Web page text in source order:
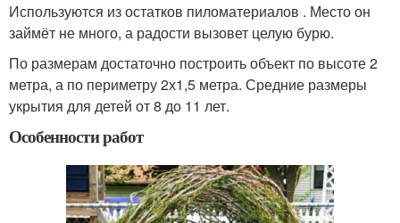
Используются из остатков пиломатериалов . Место он
займёт не много, а радости вызовет целую бурю.
По размерам достаточно построить объект по высоте 2
метра, а по периметру 2х1,5 метра. Средние размеры
укрытия для детей от 8 до 11 лет.
Особенности работ